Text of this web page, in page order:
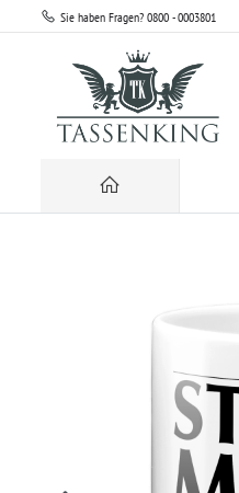
Sie haben Fragen? 0800 - 0003801
für Familie Ich